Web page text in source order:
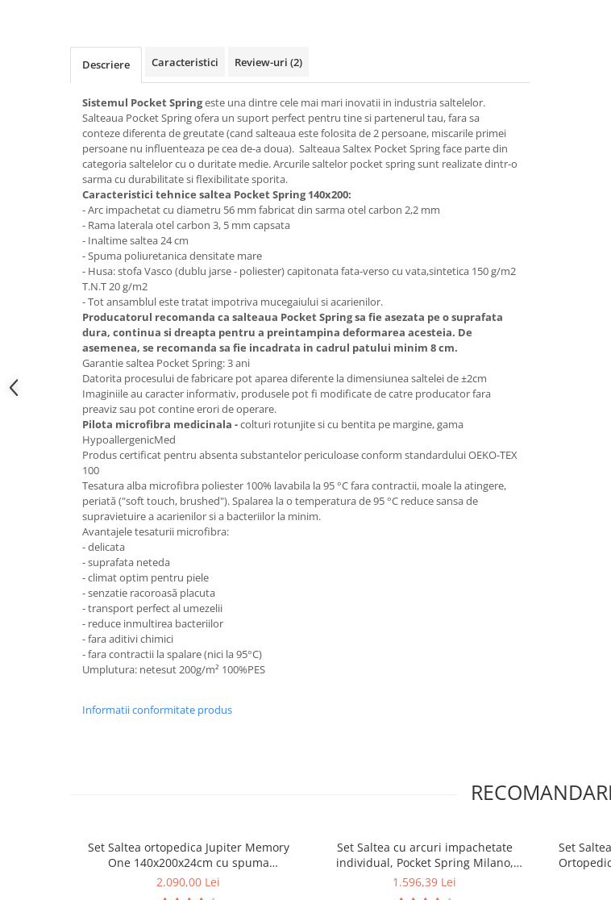
Top saltele memory 5 cm
Top saltele MemoHR 6.5 cm
Saltele ieftine
Saltele cu plasa de arcuri
Saltele cu spuma
Mese bucatarie
Scaune pentru bucatarie
Mobila bucatarie
Seturi mese si scaune bucatarie
Suporturi si rafturi pantofi
Portmantouri
Seturi mobilier hol
Stender haine
Suport pentru umerase
Mobilier gradinita
Mese gradinita
Scaune gradinita
Set mese si scaune gradinita
Mobilier copii
Mobila camera copii
Scaune birou pentru copii
Saltele patuturi copii
Masa si scaune gradinita
Seturi comode living si dormitor
Descriere Caracteristici Review-uri (2)
Sistemul Pocket Springeste una dintre cele mai mari inovatii in industria saltelelor.
Salteaua Pocket Spring ofera un suport perfect pentru tine si partenerul tau, fara sa
conteze diferenta de greutate (cand salteaua este folosita de 2 persoane, miscarile primei
persoane nu influenteaza pe cea de-a doua). Salteaua Saltex Pocket Spring face parte din
categoria saltelelor cu o duritate medie. Arcurile saltelor pocket spring sunt realizate dintr-o
sarma cu durabilitate si flexibilitate sporita.
Caracteristici tehnice saltea Pocket Spring 140x200:
- Arc impachetat cu diametru 56 mm fabricat din sarma otel carbon 2,2 mm
- Rama laterala otel carbon 3, 5 mm capsata
- Inaltime saltea 24 cm
- Spuma poliuretanica densitate mare
- Husa: stofa Vasco (dublu jarse - poliester) capitonata fata-verso cu vata,sintetica 150 g/m2
T.N.T 20 g/m2
- Tot ansamblul este tratat impotriva mucegaiului si acarienilor.
Producatorul recomanda ca salteaua Pocket Spring sa fie asezata pe o suprafata
dura, continua si dreapta pentru a preintampina deformarea acesteia. De
asemenea, se recomanda sa fie incadrata in cadrul patului minim 8 cm.
Garantie saltea Pocket Spring: 3 ani
Datorita procesului de fabricare pot aparea diferente la dimensiunea saltelei de ±2cm
Imaginiile au caracter informativ, produsele pot fi modificate de catre producator fara
preaviz sau pot contine erori de operare.
Pilota microfibra medicinala -colturi rotunjite si cu bentita pe margine, gama
HypoallergenicMed
Produs certificat pentru absenta substantelor periculoase conform standardului OEKO-TEX
100
Tesatura alba microfibra poliester 100% lavabila la 95 °C fara contractii, moale la atingere,
periată ("soft touch, brushed"). Spalarea la o temperatura de 95 °C reduce sansa de
supravietuire a acarienilor si a bacteriilor la minim.
Avantajele tesaturii microfibra:
- delicata
- suprafata neteda
- climat optim pentru piele
- senzatie racoroasă placuta
- transport perfect al umezelii
- reduce inmultirea bacteriilor
- fara aditivi chimici
- fara contractii la spalare (nici la 95°C)
Umplutura: netesut 200g/m² 100%PES
Informatii conformitate produs
RECOMANDARI
Set Saltea ortopedica Jupiter Memory
One 140x200x24cm cu spuma
poliuretanica, memory foam 4 cm, husa
2.090,00 Lei
Set Saltea cu arcuri impachetate
individual, Pocket Spring Milano,
180x200x24cm, fermitate mediu spre
1.596,39 Lei
Set